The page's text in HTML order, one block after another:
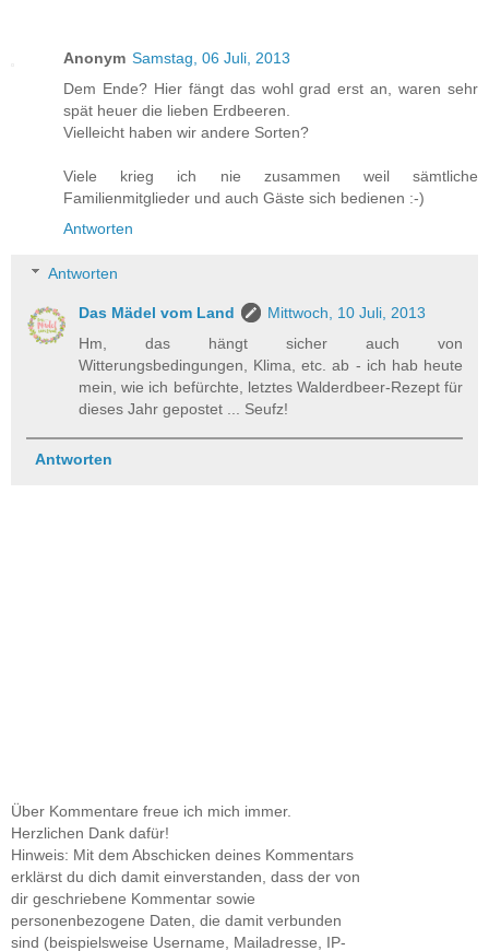
Anonym Samstag, 06 Juli, 2013
Dem Ende? Hier fängt das wohl grad erst an, waren sehr
spät heuer die lieben Erdbeeren.
Vielleicht haben wir andere Sorten?
Viele krieg ich nie zusammen weil sämtliche
Familienmitglieder und auch Gäste sich bedienen :-)
Antworten
Antworten
Das Mädel vom Land
Mittwoch, 10 Juli, 2013
Hm, das hängt sicher auch von
Witterungsbedingungen, Klima, etc. ab - ich hab heute
mein, wie ich befürchte, letztes Walderdbeer-Rezept für
dieses Jahr gepostet ... Seufz!
Antworten
Über Kommentare freue ich mich immer.
Herzlichen Dank dafür!
Hinweis: Mit dem Abschicken deines Kommentars
erklärst du dich damit einverstanden, dass der von
dir geschriebene Kommentar sowie
personenbezogene Daten, die damit verbunden
sind (beispielsweise Username, Mailadresse, IP-